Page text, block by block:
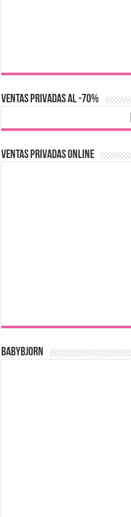
VENTAS PRIVADAS AL -70%
Ventas Privadas Online
BABYBJORN